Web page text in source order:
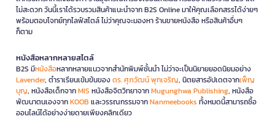
ไม่สะดวก วันนี้เราได้รวบรวมสินค้าแนะนำจาก B2S Online มาให้คุณเลือกสรรได้ง่ายๆ
พร้อมตอบโจทย์ทุกไลฟ์สไตล์ ไม่ว่าคุณจะมองหา ร้านขายหนังสือ หรือสินค้าอื่นๆ
ก็ตาม
หนังสือหลากหลายสไตล์
B2S มีหนังสือหลากหลายแนวจากสำนักพิมพ์ชั้นนำ ไม่ว่าจะเป็นนิยายยอดนิยมอย่าง
Lavender, ตำราเรียนเข้มข้นของดร. ศุภวัฒน์ พุกเจริญ, นิตยสารอัปเดตจากเพ็ญ
บุญ, หนังสือเด็กจากMIS หนังสือจิตวิทยาจากMugunghwa Publishing, หนังสือ
พัฒนาตนเองจากKOOB และวรรณกรรมจากNanmeebooks ทั้งหมดนี้สามารถซื้อ
ออนไลน์ได้อย่างง่ายดายเพียงคลิกเดียว